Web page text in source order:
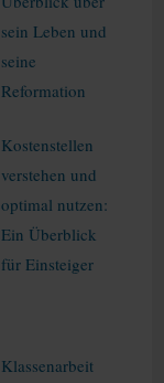
sein Leben und
seine
Reformation
Kostenstellen
verstehen und
optimal nutzen:
Ein Überblick
für Einsteiger
Klassenarbeit